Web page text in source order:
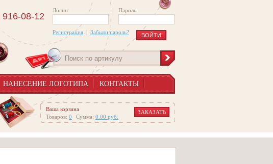
Логин: Пароль:
Регистрация | Забыли пароль?
916-08-12
НАНЕСЕНИЕ ЛОГОТИПА
КОНТАКТЫ
Ваша корзина
Товаров: 0 Сумма: 0.00 руб.
ЗАКАЗАТЬ